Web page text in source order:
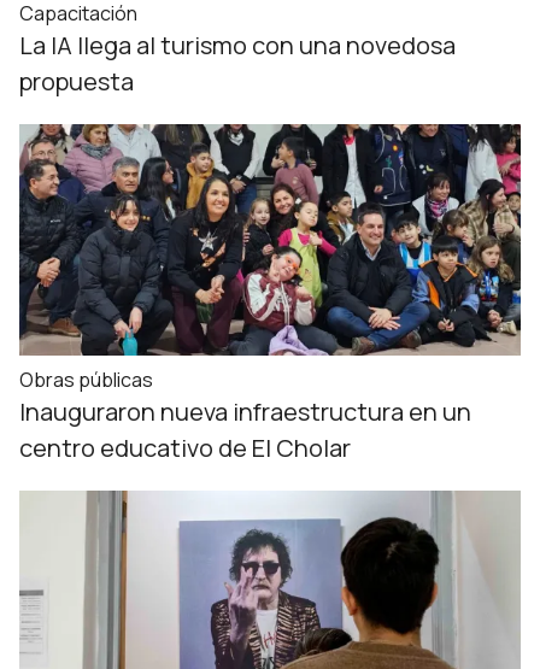
Capacitación
La IA llega al turismo con una novedosa
propuesta
Obras públicas
Inauguraron nueva infraestructura en un
centro educativo de El Cholar